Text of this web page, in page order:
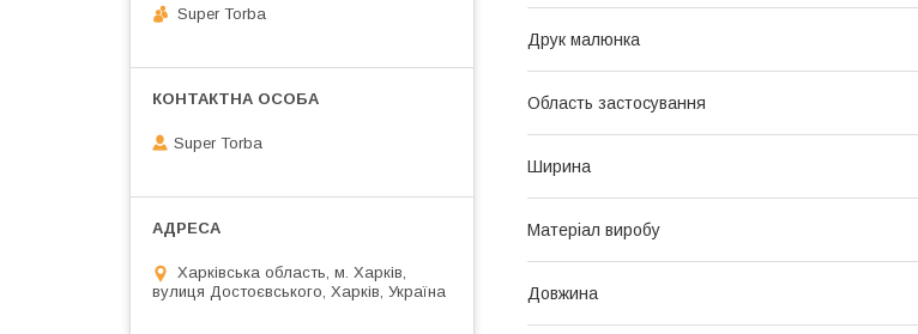
Друк малюнка
Область застосування
Ширина
Матеріал виробу
Довжина
Super Torba
Super Torba
Харківська область, м. Харків,
вулиця Достоєвського, Харків, Україна